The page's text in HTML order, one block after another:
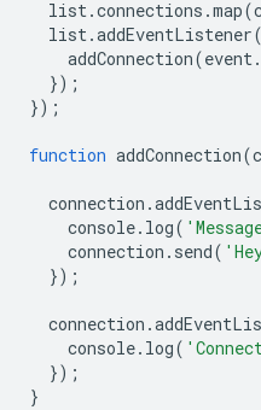
list.connections .map(
list.addEventListener(
addConnection(event.
});
});
function addConnection(
connection .
console. log(
connection . send(
});
connection .
console. log(
});
}